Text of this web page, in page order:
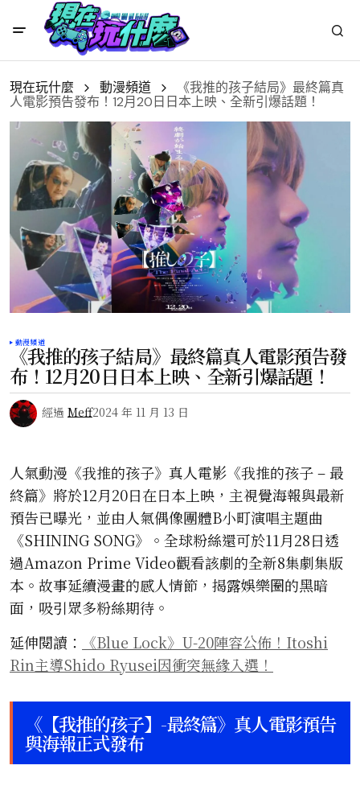
現在玩什麼 動漫頻道
《我推的孩子結局》最終篇真
人電影預告發布！12月20日日本上映、全新引爆話題！
動漫頻道
《我推的孩子結局》最終篇真人電影預告發
布！12月20日日本上映、全新引爆話題！
經過 Meff2024 年 11 月 13 日
人氣動漫《我推的孩子》真人電影《我推的孩子 – 最
終篇》將於12月20日在日本上映，主視覺海報與最新
預告已曝光，並由人氣偶像團體B小町演唱主題曲
《SHINING SONG》。全球粉絲還可於11月28日透
過Amazon Prime Video觀看該劇的全新8集劇集版
本。故事延續漫畫的感人情節，揭露娛樂圈的黑暗
面，吸引眾多粉絲期待。
延伸閱讀：
《Blue Lock》U-20陣容公佈！Itoshi
Rin主導Shido Ryusei因衝突無緣入選！
《【我推的孩子】-最終篇》真人電影預告
與海報正式發布